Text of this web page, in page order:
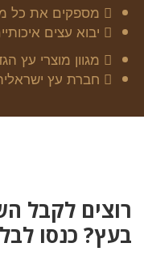
מספקים את כל
יבוא עצים
מגוון מוצרי עץ
חברת עץ
רוצים לקבל
בעץ? כנסו